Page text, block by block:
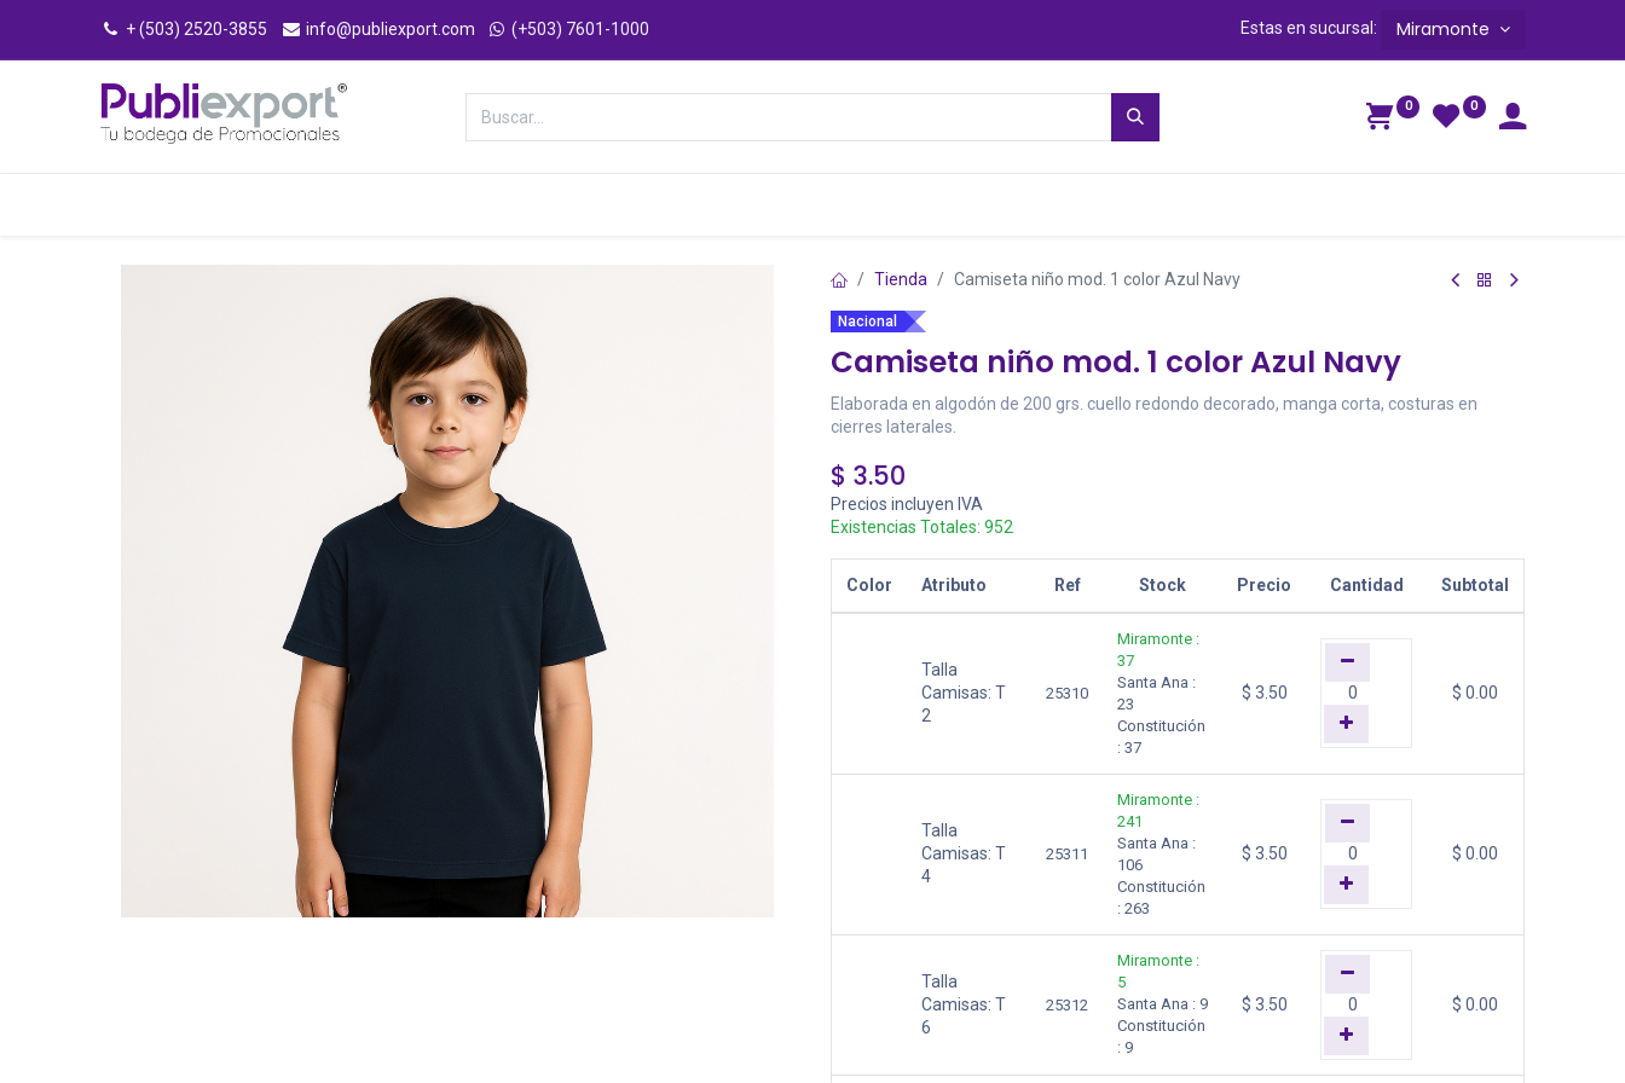
+ (503) 2520-3855 info@publiexport.com (+503) 7601-1000 Estas en sucursal: Miramonte
0 0
Tienda Camiseta niño mod. 1 color Azul Navy
Nacional
Camiseta niño mod. 1 color Azul Navy
Elaborada en algodón de 200 grs. cuello redondo decorado, manga corta, costuras en
cierres laterales.
$ 3.50
Precios incluyen IVA
Existencias Totales: 952
Color Atributo Ref Stock Precio Cantidad Subtotal
Talla
Camisas: T
2
25310
Miramonte :
37
Santa Ana :
23
Constitución
: 37
$ 3.50 $ 0.00
Talla
Camisas: T
4
25311
Miramonte :
241
Santa Ana :
106
Constitución
: 263
$ 3.50 $ 0.00
Talla
Camisas: T
6
25312
Miramonte :
5
Santa Ana : 9
Constitución
: 9
$ 3.50 $ 0.00